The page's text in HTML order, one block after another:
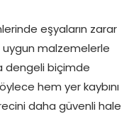
eşyaların zarar
malzemelerle
dengeli biçimde
hem yer kaybını
daha güvenli hale